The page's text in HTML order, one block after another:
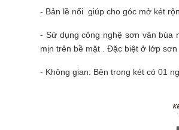
- Bản lề nổi giúp cho góc mở két
- Sử dụng công nghệ sơn vân búa
mịn trên bề mặt . Đặc biệt ở lớp
- Không gian: Bên trong két có 01